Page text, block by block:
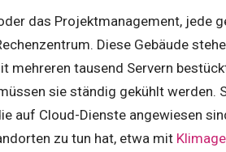
das Projektmanagement, jede
Diese Gebäude
mehreren tausend Servern
sie ständig gekühlt werden.
auf Cloud-Dienste angewiesen
zu tun hat, etwa mit